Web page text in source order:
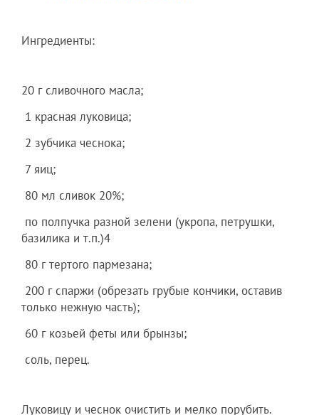
Ингредиенты:
20 г сливочного масла;
1 красная луковица;
2 зубчика чеснока;
7 яиц;
80 мл сливок 20%;
по полпучка разной зелени (укропа, петрушки,
базилика и т.п.)4
80 г тертого пармезана;
200 г спаржи (обрезать грубые кончики, оставив
только нежную часть);
60 г козьей феты или брынзы;
соль, перец.
Луковицу и чеснок очистить и мелко порубить.